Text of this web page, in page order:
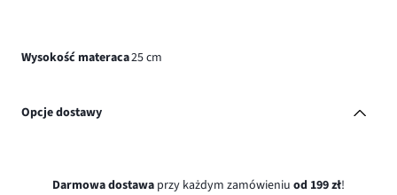
Wysokość materaca25 cm
Opcje dostawy
Darmowa dostawa przy każdym zamówieniu od 199 zł!